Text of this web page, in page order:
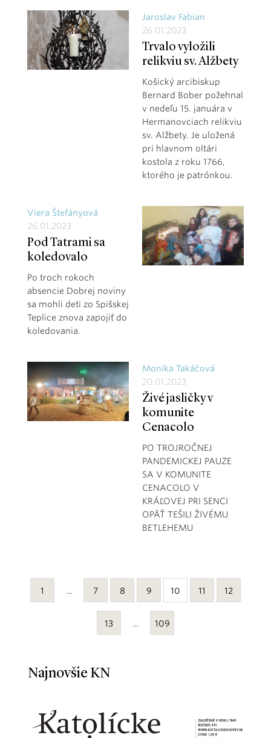
Jaroslav Fabian
26.01.2023
Trvalo vyložili
relikviu sv. Alžbety
Košický arcibiskup
Bernard Bober požehnal
v nedeľu 15. januára v
Hermanovciach relikviu
sv. Alžbety. Je uložená
pri hlavnom oltári
kostola z roku 1766,
ktorého je patrónkou.
Viera Štefányová
26.01.2023
Pod Tatrami sa
koledovalo
Po troch rokoch
absencie Dobrej noviny
sa mohli deti zo Spišskej
Teplice znova zapojiť do
koledovania.
Monika Takáčová
20.01.2023
Živé jasličky v
komunite
Cenacolo
PO TROJROČNEJ
PANDEMICKEJ PAUZE
SA V KOMUNITE
CENACOLO V
KRÁĽOVEJ PRI SENCI
OPÄŤ TEŠILI ŽIVÉMU
BETLEHEMU
1 … 7 8 9 10 11 12
13 … 109
Najnovšie KN